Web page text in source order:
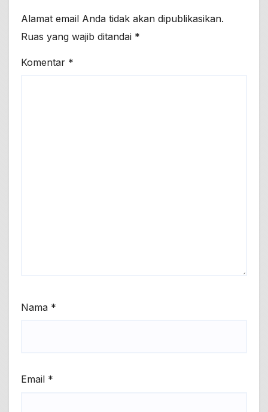
Alamat email Anda tidak akan dipublikasikan.
Ruas yang wajib ditandai *
Komentar *
Nama *
Email *